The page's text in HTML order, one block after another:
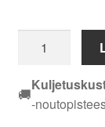
Safira
1039F
Keittiöhana
🚚
-